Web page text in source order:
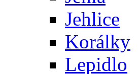
Jehlice
Korálky
Lepidlo